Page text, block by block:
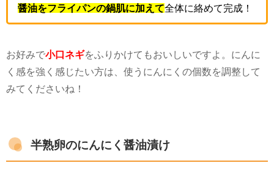
醤油をフライパンの鍋肌に加えて全体に絡めて完成！
お好みで小口ネギをふりかけてもおいしいですよ。にんに
く感を強く感じたい方は、使うにんにくの個数を調整して
みてくださいね！
半熟卵のにんにく醤油漬け